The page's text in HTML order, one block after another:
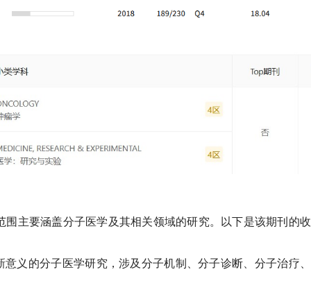
围主要涵盖分子医学及其相关领域的研究。以下是该期刊的
义的分子医学研究，涉及分子机制、分子诊断、分子治疗